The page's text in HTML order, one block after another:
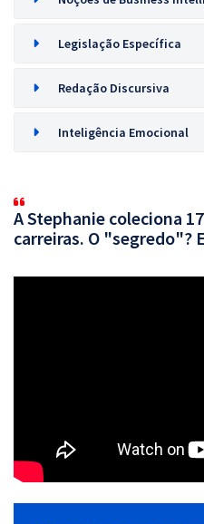
Legislação Específica
Redação Discursiva
Inteligência Emocional
A Stephanie coleciona
carreiras. O "segredo"?